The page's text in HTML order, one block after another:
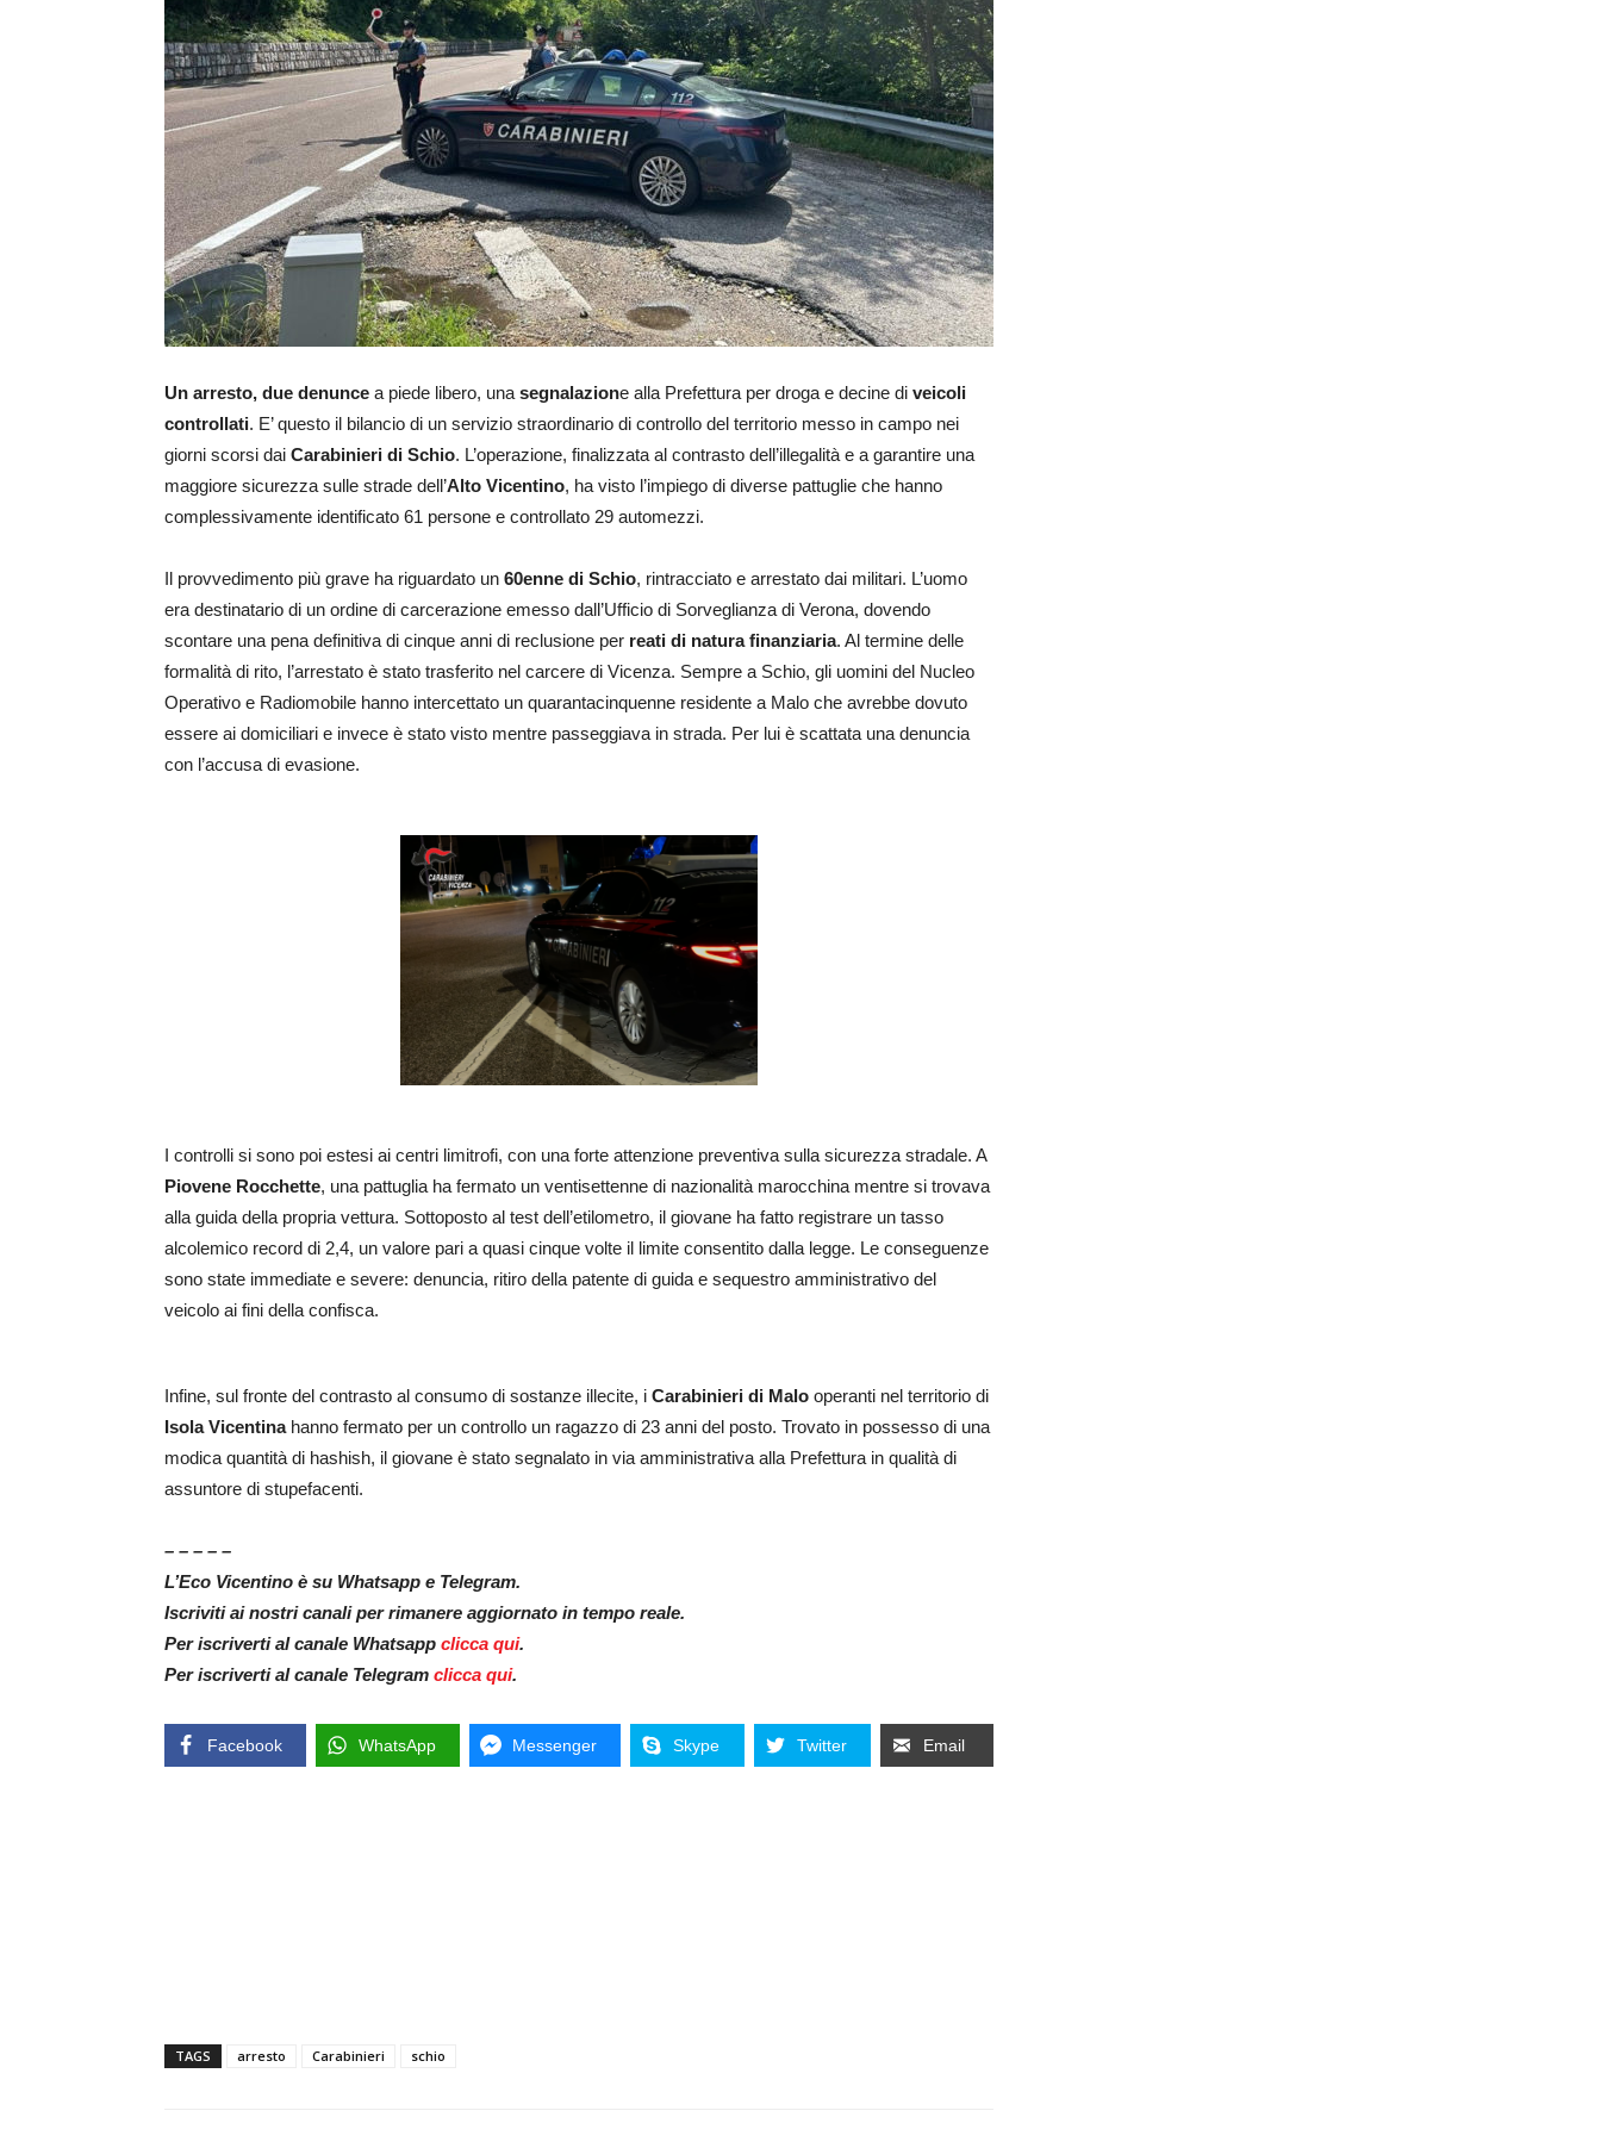
Un arresto, due denunce a piede libero, una segnalazione alla Prefettura per droga e decine di veicoli
controllati. E’ questo il bilancio di un servizio straordinario di controllo del territorio messo in campo nei
giorni scorsi dai Carabinieri di Schio. L’operazione, finalizzata al contrasto dell’illegalità e a garantire una
maggiore sicurezza sulle strade dell’Alto Vicentino, ha visto l’impiego di diverse pattuglie che hanno
complessivamente identificato 61 persone e controllato 29 automezzi.
Il provvedimento più grave ha riguardato un 60enne di Schio, rintracciato e arrestato dai militari. L’uomo
era destinatario di un ordine di carcerazione emesso dall’Ufficio di Sorveglianza di Verona, dovendo
scontare una pena definitiva di cinque anni di reclusione per reati di natura finanziaria. Al termine delle
formalità di rito, l’arrestato è stato trasferito nel carcere di Vicenza. Sempre a Schio, gli uomini del Nucleo
Operativo e Radiomobile hanno intercettato un quarantacinquenne residente a Malo che avrebbe dovuto
essere ai domiciliari e invece è stato visto mentre passeggiava in strada. Per lui è scattata una denuncia
con l’accusa di evasione.
I controlli si sono poi estesi ai centri limitrofi, con una forte attenzione preventiva sulla sicurezza stradale. A
Piovene Rocchette, una pattuglia ha fermato un ventisettenne di nazionalità marocchina mentre si trovava
alla guida della propria vettura. Sottoposto al test dell’etilometro, il giovane ha fatto registrare un tasso
alcolemico record di 2,4, un valore pari a quasi cinque volte il limite consentito dalla legge. Le conseguenze
sono state immediate e severe: denuncia, ritiro della patente di guida e sequestro amministrativo del
veicolo ai fini della confisca.
Infine, sul fronte del contrasto al consumo di sostanze illecite, i Carabinieri di Malo operanti nel territorio di
Isola Vicentinahanno fermato per un controllo un ragazzo di 23 anni del posto. Trovato in possesso di una
modica quantità di hashish, il giovane è stato segnalato in via amministrativa alla Prefettura in qualità di
assuntore di stupefacenti.
– – – – –
L’Eco Vicentino è su Whatsapp e Telegram.
Iscriviti ai nostri canali per rimanere aggiornato in tempo reale.
Per iscriverti al canale Whatsapp clicca qui.
Per iscriverti al canale Telegram clicca qui.
Facebook WhatsApp Messenger Skype Twitter Email
TAGS arresto Carabinieri schio